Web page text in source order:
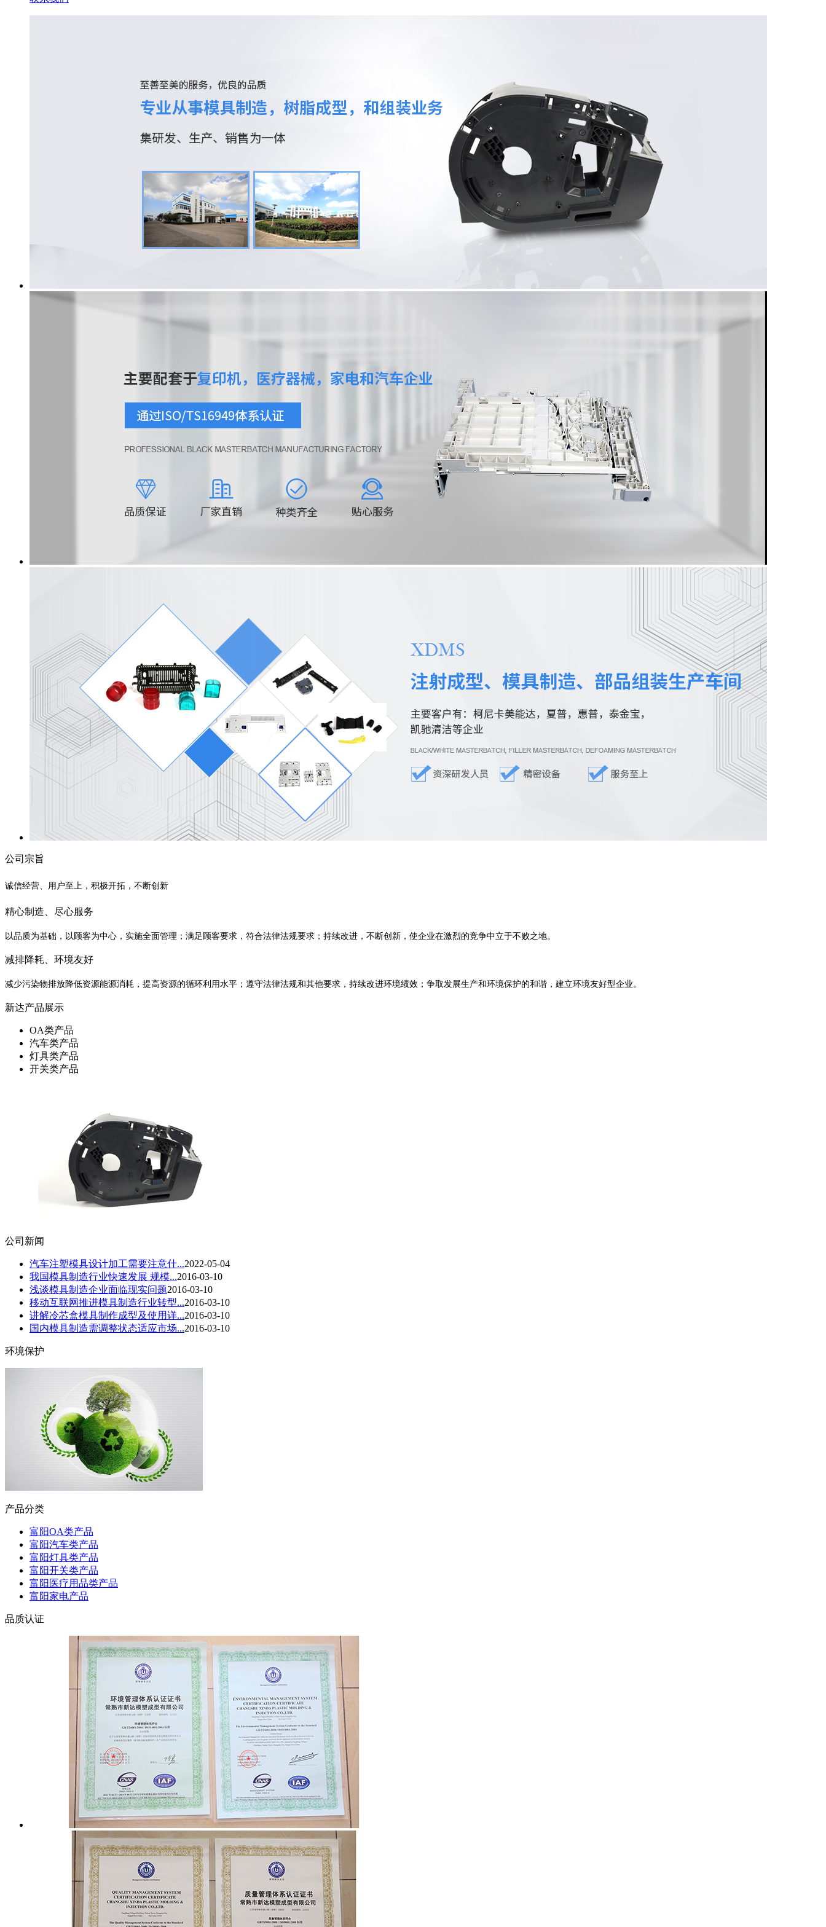
公司宗旨
诚信经营、用户至上，积极开拓，不断创新
精心制造、尽心服务
以品质为基础，以顾客为中心，实施全面管理；满足顾客要求，符合法律法规要求；持续改进，不断创新，使企业在激烈的竞争中立于不败之地。
减排降耗、环境友好
减少污染物排放降低资源能源消耗，提高资源的循环利用水平；遵守法律法规和其他要求，持续改进环境绩效；争取发展生产和环境保护的和谐，建立环境友好型企业。
新达产品展示
OA类产品
汽车类产品
灯具类产品
开关类产品
公司新闻
汽车注塑模具设计加工需要注意什...2022-05-04
我国模具制造行业快速发展 规模...2016-03-10
浅谈模具制造企业面临现实问题2016-03-10
移动互联网推进模具制造行业转型...2016-03-10
讲解冷芯盒模具制作成型及使用详...2016-03-10
国内模具制造需调整状态适应市场...2016-03-10
环境保护
产品分类
富阳OA类产品
富阳汽车类产品
富阳灯具类产品
富阳开关类产品
富阳医疗用品类产品
富阳家电产品
品质认证